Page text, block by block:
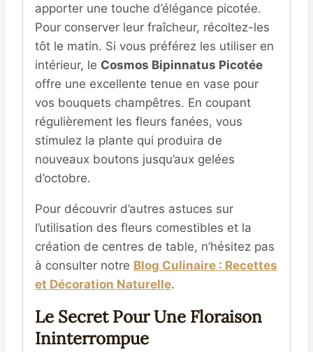
apporter une touche d’élégance picotée.
Pour conserver leur fraîcheur, récoltez-les
tôt le matin. Si vous préférez les utiliser en
intérieur, le Cosmos Bipinnatus Picotée
offre une excellente tenue en vase pour
vos bouquets champêtres. En coupant
régulièrement les fleurs fanées, vous
stimulez la plante qui produira de
nouveaux boutons jusqu’aux gelées
d’octobre.
Pour découvrir d’autres astuces sur
l’utilisation des fleurs comestibles et la
création de centres de table, n’hésitez pas
à consulter notre Blog Culinaire : Recettes
et Décoration Naturelle.
Le Secret Pour Une Floraison
Ininterrompue